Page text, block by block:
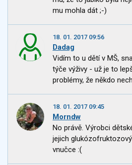
mu mohla dát ;-)
18. 01. 2017 09:56
Dadag
Vidím to u dětí v MŠ,
týče výživy - už je to
problémy, že někdo
18. 01. 2017 09:45
Morndw
No právě. Výrobci
jejich
vnučce :(